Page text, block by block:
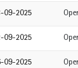
09-2025
09-2025
09-2025